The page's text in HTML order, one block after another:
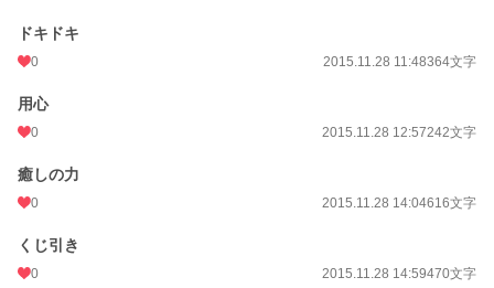
ドキドキ
0 2015.11.28 11:48364文字
用心
0 2015.11.28 12:57242文字
癒しの力
0 2015.11.28 14:04616文字
くじ引き
0 2015.11.28 14:59470文字